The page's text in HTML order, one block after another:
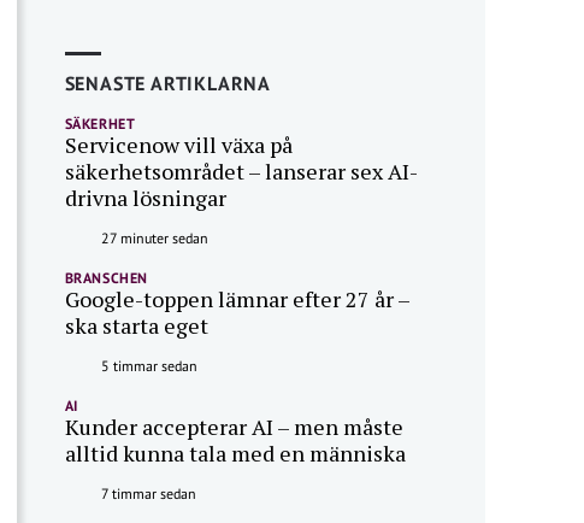
SENASTE ARTIKLARNA
SÄKERHET
Servicenow vill växa på
säkerhetsområdet – lanserar sex AI-
drivna lösningar
27 minuter sedan
BRANSCHEN
Google-toppen lämnar efter 27 år –
ska starta eget
5 timmar sedan
AI
Kunder accepterar AI – men måste
alltid kunna tala med en människa
7 timmar sedan